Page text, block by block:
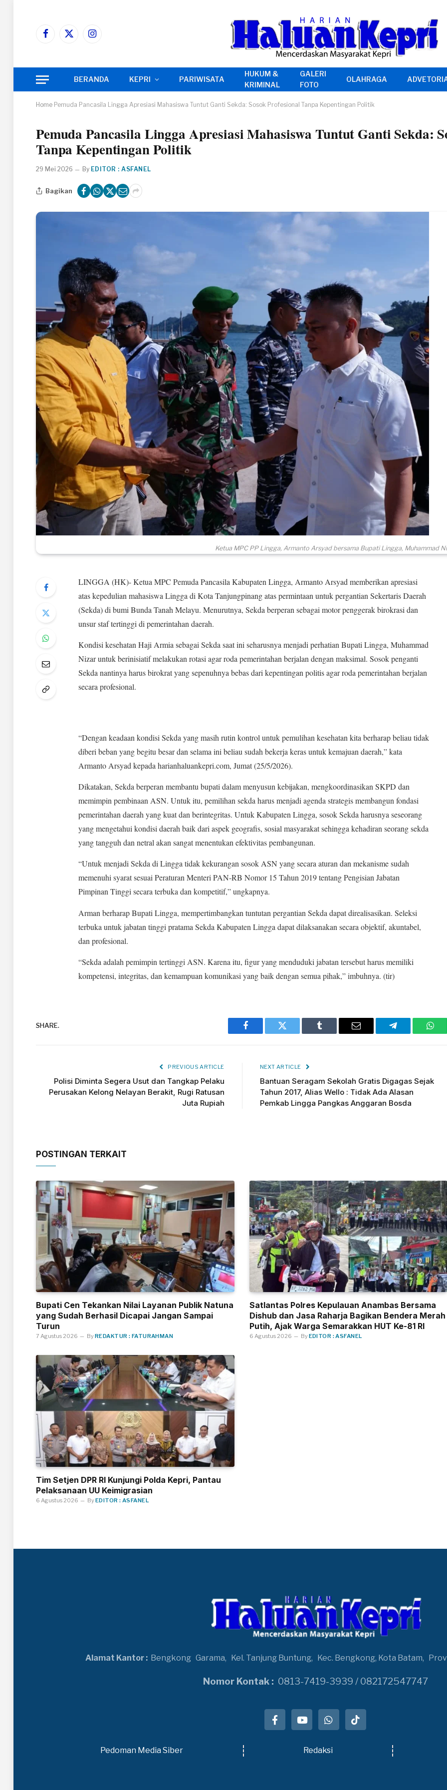
Facebook
X
Instagram
BERANDA KEPRI PARIWISATA
HUKUM &
KRIMINAL
GALERI
FOTO
OLAHRAGA
Home Pemuda Pancasila Lingga Apresiasi Mahasiswa Tuntut Ganti Sekda: Sosok Profesional Tanpa Kepentingan Politik
Pemuda Pancasila Lingga Apresiasi Mahasiswa Tuntut Ganti Sekda:
Tanpa Kepentingan Politik
29 Mei 2026 By EDITOR : ASFANEL
Bagikan
Ketua MPC PP Lingga, Armanto Arsyad bersama Bupati Lingga, Muhammad
LINGGA (HK)- Ketua MPC Pemuda Pancasila Kabupaten Lingga, Armanto Arsyad memberikan apresiasi
atas kepedulian mahasiswa Lingga di Kota Tanjungpinang atas permintaan untuk pergantian Sekertaris Daerah
(Sekda) di bumi Bunda Tanah Melayu. Menurutnya, Sekda berperan sebagai motor penggerak birokrasi dan
unsur staf tertinggi di pemerintahan daerah.
Kondisi kesehatan Haji Armia sebagai Sekda saat ini seharusnya menjadi perhatian Bupati Lingga, Muhammad
Nizar untuk berinisiatif melakukan rotasi agar roda pemerintahan berjalan dengan maksimal. Sosok penganti
Sekda nantinya harus birokrat yang sepenuhnya bebas dari kepentingan politis agar roda pemerintahan berjalan
secara profesional.
“Dengan keadaan kondisi Sekda yang masih rutin kontrol untuk pemulihan kesehatan kita berharap beliau tidak
diberi beban yang begitu besar dan selama ini beliau sudah bekerja keras untuk kemajuan daerah,” kata
Armanto Arsyad kepada harianhaluankepri.com, Jumat (25/5/2026).
Dikatakan, Sekda berperan membantu bupati dalam menyusun kebijakan, mengkoordinasikan SKPD dan
memimpin pembinaan ASN. Untuk itu, pemilihan sekda harus menjadi agenda strategis membangun fondasi
pemerintahan daerah yang kuat dan berintegritas. Untuk Kabupaten Lingga, sosok Sekda harusnya seseorang
yang mengetahui kondisi daerah baik dari aspek geografis, sosial masyarakat sehingga kehadiran seorang sekda
yang tangguh dan netral akan sangat menentukan efektivitas pembangunan.
“Untuk menjadi Sekda di Lingga tidak kekurangan sosok ASN yang secara aturan dan mekanisme sudah
memenuhi syarat sesuai Peraturan Menteri PAN-RB Nomor 15 Tahun 2019 tentang Pengisian Jabatan
Pimpinan Tinggi secara terbuka dan kompetitif,” ungkapnya.
Arman berharap Bupati Lingga, mempertimbangkan tuntutan pergantian Sekda dapat direalisasikan. Seleksi
terbuka untuk jabatan tinggi pratama Sekda Kabupaten Lingga dapat dilaksanakan secara objektif, akuntabel,
dan profesional.
“Sekda adalah pemimpin tertinggi ASN. Karena itu, figur yang menduduki jabatan tersebut harus memiliki
kompetensi, integritas, dan kemampuan komunikasi yang baik dengan semua pihak,” imbuhnya. (tir)
SHARE.
Facebook Twitter Tumblr Email Telegram
PREVIOUS ARTICLE
Polisi Diminta Segera Usut dan Tangkap Pelaku
Perusakan Kelong Nelayan Berakit, Rugi Ratusan
Juta Rupiah
NEXT ARTICLE
Bantuan Seragam Sekolah Gratis Digagas Sejak
Tahun 2017, Alias Wello : Tidak Ada Alasan
Pemkab Lingga Pangkas Anggaran Bosda
POSTINGAN TERKAIT
Bupati Cen Tekankan Nilai Layanan Publik Natuna
yang Sudah Berhasil Dicapai Jangan Sampai
Turun
7 Agustus 2026 ByREDAKTUR : FATURAHMAN
Satlantas Polres Kepulauan Anambas Bersama
Dishub dan Jasa Raharja Bagikan Bendera Merah
Putih, Ajak Warga Semarakkan HUT Ke-81 RI
6 Agustus 2026 ByEDITOR : ASFANEL
Tim Setjen DPR RI Kunjungi Polda Kepri, Pantau
Pelaksanaan UU Keimigrasian
6 Agustus 2026 ByEDITOR : ASFANEL
Alamat Kantor : Bengkong Garama, Kel. Tanjung Buntung, Kec. Bengkong, Kota Batam,
Nomor Kontak : 0813-7419-3939 / 082172547747
Pedoman Media Siber Redaksi